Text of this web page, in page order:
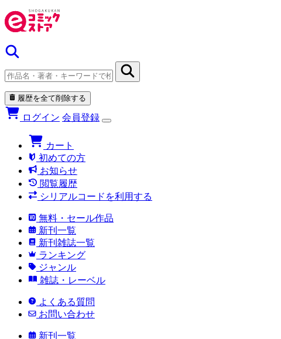
履歴を全て削除する
ログイン 会員登録
カート
初めての方
お知らせ
閲覧履歴
シリアルコードを利用する
無料・セール作品
新刊一覧
新刊雑誌一覧
ランキング
ジャンル
雑誌・レーベル
よくある質問
お問い合わせ
新刊一覧